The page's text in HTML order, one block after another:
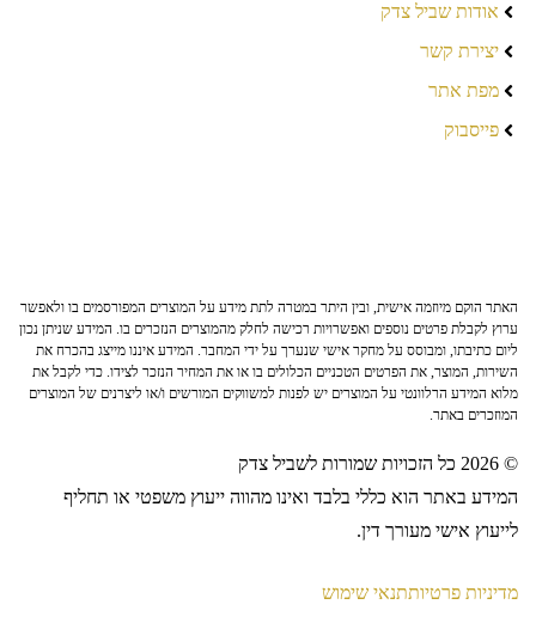
אודות שביל צדק
יצירת קשר
מפת אתר
פייסבוק
האתר הוקם מיוזמה אישית, ובין היתר במטרה לתת מידע על המוצרים המפורסמים בו ולאפשר
ערוץ לקבלת פרטים נוספים ואפשרויות רכישה לחלק מהמוצרים הנזכרים בו. המידע שניתן נכון
ליום כתיבתו, ומבוסס על מחקר אישי שנערך על ידי המחבר. המידע איננו מייצג בהכרח את
השירות, המוצר, את הפרטים הטכניים הכלולים בו או את המחיר הנזכר לצידו. כדי לקבל את
מלוא המידע הרלוונטי על המוצרים יש לפנות למשווקים המורשים ו/או ליצרנים של המוצרים
המוזכרים באתר.
© 2026 כל הזכויות שמורות לשביל צדק
המידע באתר הוא כללי בלבד ואינו מהווה ייעוץ משפטי או תחליף
לייעוץ אישי מעורך דין.
מדיניות פרטיותתנאי שימוש